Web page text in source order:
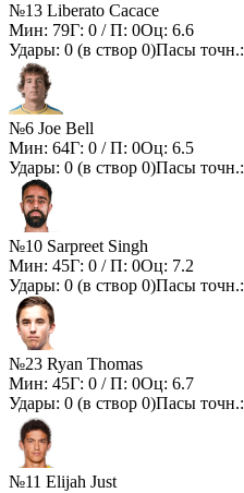
№13 Liberato Cacace
Мин: 79Г: 0 / П: 0Оц: 6.6
Удары: 0 (в створ 0)Пасы точн.:
№6 Joe Bell
Мин: 64Г: 0 / П: 0Оц: 6.5
Удары: 0 (в створ 0)Пасы точн.:
№10 Sarpreet Singh
Мин: 45Г: 0 / П: 0Оц: 7.2
Удары: 0 (в створ 0)Пасы точн.:
№23 Ryan Thomas
Мин: 45Г: 0 / П: 0Оц: 6.7
Удары: 0 (в створ 0)Пасы точн.:
№11 Elijah Just